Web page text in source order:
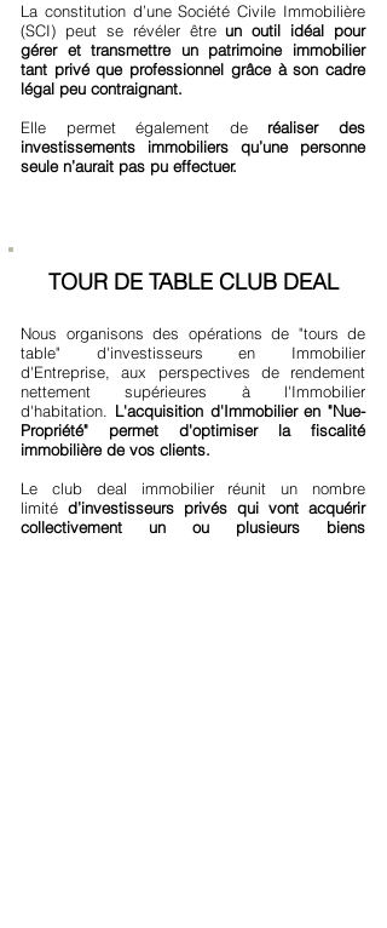
La constitution d’une Société Civile Immobilière
(SCI) peut se révéler être un outil idéal pour
gérer et transmettre un patrimoine immobilier
tant privé que professionnel grâce à son cadre
légal peu contraignant.
Elle permet également de réaliser des
investissements immobiliers qu’une personne
seule n’aurait pas pu effectuer.
TOUR DE TABLE CLUB DEAL
Nous organisons des opérations de "tours de
table" d'investisseurs en Immobilier
d'Entreprise, aux perspectives de rendement
nettement supérieures à l'Immobilier
d'habitation. L'acquisition d'Immobilier en "Nue-
Propriété" permet d'optimiser la fiscalité
immobilière de vos clients.​​
Le club deal immobilier réunit un nombre
limité d’investisseurs privés qui vont acquérir
collectivement un ou plusieurs biens